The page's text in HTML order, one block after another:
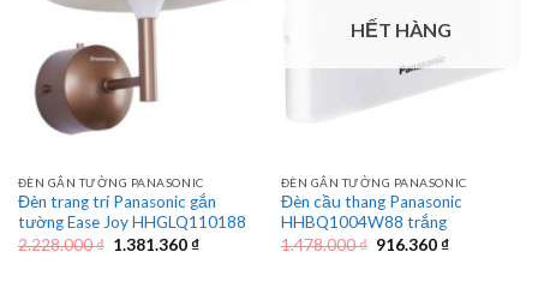
ĐÈN GẮN TƯỜNG PANASONIC
Đèn trang trí Panasonic gắn
tường Ease Joy HHGLQ110188
2.228.000₫ Giá
1.381.360₫Giá
HẾT HÀNG
ĐÈN GẮN TƯỜNG PANASONIC
Đèn cầu thang Panasonic
HHBQ1004W88 trắng
1.478.000₫ Giá
916.360₫Giá